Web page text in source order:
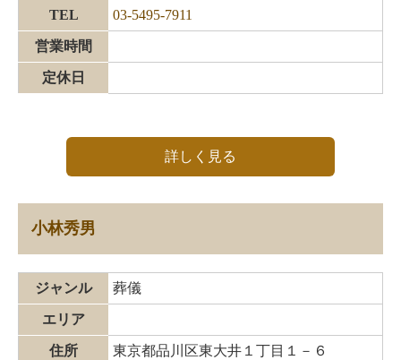
TEL 03-5495-7911
営業時間
定休日
詳しく見る
小林秀男
ジャンル 葬儀
エリア
住所 東京都品川区東大井１丁目１－６